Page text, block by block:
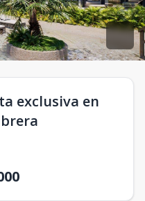
exclusiva en